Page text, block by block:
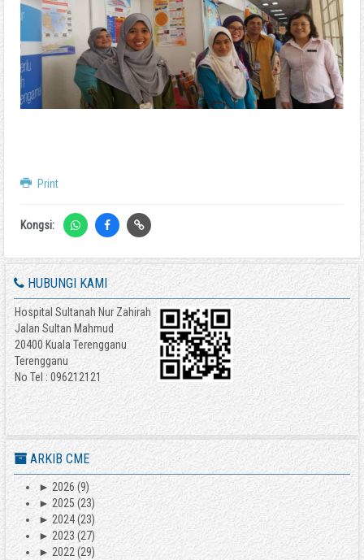
Print
Kongsi:
HUBUNGI KAMI
Hospital Sultanah Nur Zahirah
Jalan Sultan Mahmud
20400 Kuala Terengganu
Terengganu
No Tel : 096212121
ARKIB CME
► 2026(9)
► 2025 (23)
►2024(23)
► 2023 (27)
► 2022 (29)